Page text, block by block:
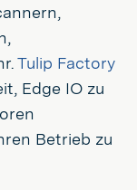
Tulip Factory
Edge IO zu
Betrieb zu